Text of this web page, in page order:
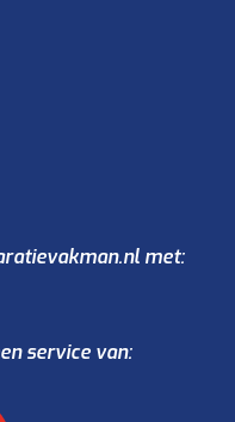
met:
service van: